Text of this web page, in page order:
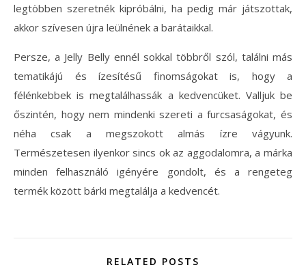
legtöbben szeretnék kipróbálni, ha pedig már játszottak,
akkor szívesen újra leülnének a barátaikkal.
Persze, a Jelly Belly ennél sokkal többről szól, találni más
tematikájú és ízesítésű finomságokat is, hogy a
félénkebbek is megtalálhassák a kedvencüket. Valljuk be
őszintén, hogy nem mindenki szereti a furcsaságokat, és
néha csak a megszokott almás ízre vágyunk.
Természetesen ilyenkor sincs ok az aggodalomra, a márka
minden felhasználó igényére gondolt, és a rengeteg
termék között bárki megtalálja a kedvencét.
RELATED POSTS